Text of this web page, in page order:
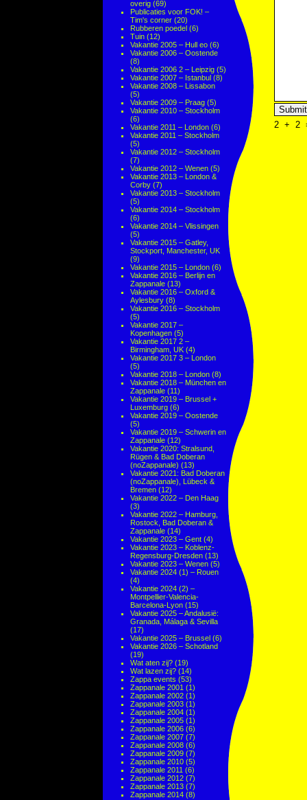
overig (69)
Publicaties voor FOK! –
Tim's corner (20)
Rubberen poedel (6)
Tuin (12)
Vakantie 2005 – Hull eo (6)
Vakantie 2006 – Oostende
(8)
Vakantie 2006 2 – Leipzig (5)
Vakantie 2007 – Istanbul (8)
Vakantie 2008 – Lissabon
(5)
Vakantie 2009 – Praag (5)
Vakantie 2010 – Stockholm
(6)
Vakantie 2011 – London (6)
Vakantie 2011 – Stockholm
(5)
Vakantie 2012 – Stockholm
(7)
Vakantie 2012 – Wenen (5)
Vakantie 2013 – London &
Corby (7)
Vakantie 2013 – Stockholm
(5)
Vakantie 2014 – Stockholm
(6)
Vakantie 2014 – Vlissingen
(5)
Vakantie 2015 – Gatley,
Stockport, Manchester, UK
(9)
Vakantie 2015 – London (6)
Vakantie 2016 – Berlijn en
Zappanale (13)
Vakantie 2016 – Oxford &
Aylesbury (8)
Vakantie 2016 – Stockholm
(5)
Vakantie 2017 –
Kopenhagen (5)
Vakantie 2017 2 –
Birmingham, UK (4)
Vakantie 2017 3 – London
(5)
Vakantie 2018 – London (8)
Vakantie 2018 – München en
Zappanale (11)
Vakantie 2019 – Brussel +
Luxemburg (6)
Vakantie 2019 – Oostende
(5)
Vakantie 2019 – Schwerin en
Zappanale (12)
Vakantie 2020: Stralsund,
Rügen & Bad Doberan
(noZappanale) (13)
Vakantie 2021: Bad Doberan
(noZappanale), Lübeck &
Bremen (12)
Vakantie 2022 – Den Haag
(3)
Vakantie 2022 – Hamburg,
Rostock, Bad Doberan &
Zappanale (14)
Vakantie 2023 – Gent (4)
Vakantie 2023 – Koblenz-
Regensburg-Dresden (13)
Vakantie 2023 – Wenen (5)
Vakantie 2024 (1) – Rouen
(4)
Vakantie 2024 (2) –
Montpellier-Valencia-
Barcelona-Lyon (15)
Vakantie 2025 – Andalusië:
Granada, Málaga & Sevilla
(17)
Vakantie 2025 – Brussel (6)
Vakantie 2026 – Schotland
(19)
Wat aten zij? (19)
Wat lazen zij? (14)
Zappa events (53)
Zappanale 2001 (1)
Zappanale 2002 (1)
Zappanale 2003 (1)
Zappanale 2004 (1)
Zappanale 2005 (1)
Zappanale 2006 (6)
Zappanale 2007 (7)
Zappanale 2008 (6)
Zappanale 2009 (7)
Zappanale 2010 (5)
Zappanale 2011 (6)
Zappanale 2012 (7)
Zappanale 2013 (7)
Zappanale 2014 (8)
2 + 2